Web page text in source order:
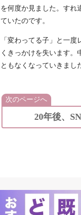
を何度か見ました。すれ
ていたのです。
「変わってる子」と一
くきっかけを失います。
ともなくなっていきまし
次のページへ
20年後、